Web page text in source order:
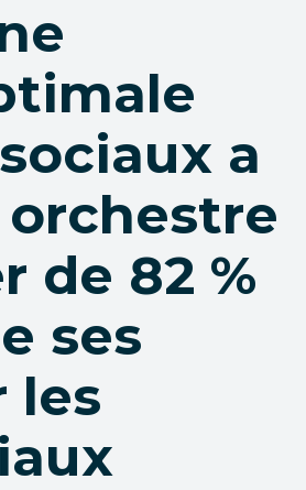
a
de 82 %
ses
les